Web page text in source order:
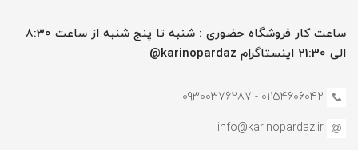
ساعت کار فروشگاه حضوری : شنبه تا پنج شنبه از ساعت 8:30
الی 21:30 اینستاگرام karinopardaz@
01154606042 - 09300376287
info@karinopardaz.ir